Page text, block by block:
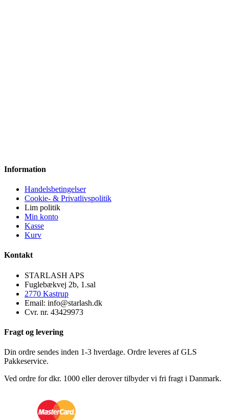
Information
Handelsbetingelser
Cookie- & Privatlivspolitik
Lim politik
Min konto
Kasse
Kurv
Kontakt
STARLASH APS
Fuglebækvej 2b, 1.sal
2770 Kastrup
Email: info@starlash.dk
Cvr. nr. 43429973
Fragt og levering
Din ordre sendes inden 1-3 hverdage. Ordre leveres af GLS
Pakkeservice.
Ved ordre for dkr. 1000 eller derover tilbyder vi fri fragt i Danmark.